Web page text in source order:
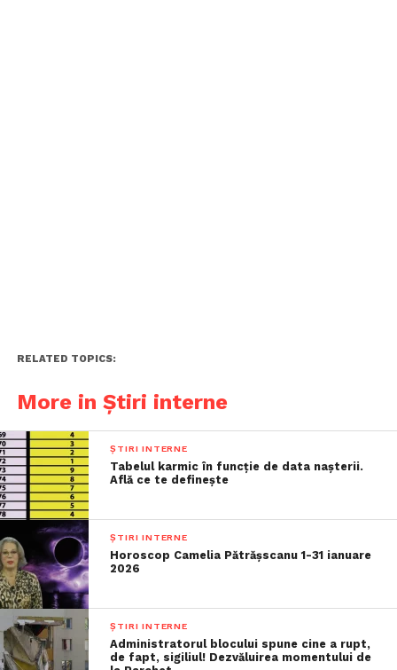
RELATED TOPICS:
More in Știri interne
ȘTIRI INTERNE
Tabelul karmic în funcție de data nașterii.
Află ce te definește
ȘTIRI INTERNE
Horoscop Camelia Pătrășscanu 1-31 ianuare
2026
ȘTIRI INTERNE
Administratorul blocului spune cine a rupt,
de fapt, sigiliul! Dezvăluirea momentului de